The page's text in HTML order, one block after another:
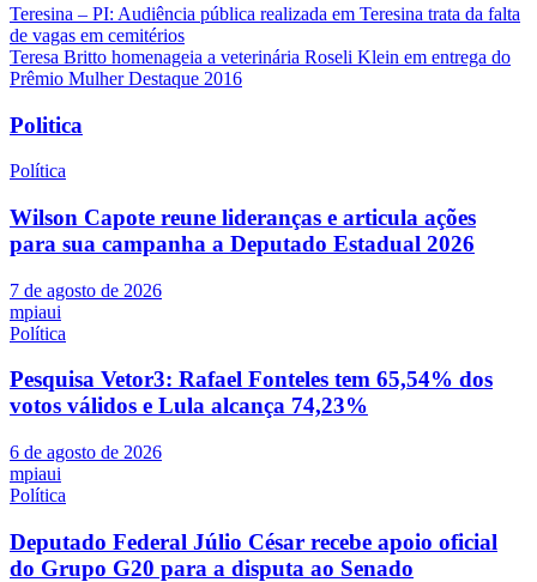
Navegação
de
Post
Teresina – PI: Audiência pública realizada em Teresina trata da falta
de vagas em cemitérios
Teresa Britto homenageia a veterinária Roseli Klein em entrega do
Prêmio Mulher Destaque 2016
Politica
Política
Wilson Capote reune lideranças e articula ações
para sua campanha a Deputado Estadual 2026
7 de agosto de 2026
mpiaui
Política
Pesquisa Vetor3: Rafael Fonteles tem 65,54% dos
votos válidos e Lula alcança 74,23%
6 de agosto de 2026
mpiaui
Política
Deputado Federal Júlio César recebe apoio oficial
do Grupo G20 para a disputa ao Senado